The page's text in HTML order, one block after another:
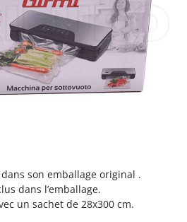
son emballage original .
dans l’emballage.
un sachet de 28x300 cm.